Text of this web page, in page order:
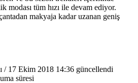
modası tüm hızı ile devam ediyor.
makyaja kadar uzanan geniş
/ 17 Ekim 2018 14:36 güncellendi
süresi